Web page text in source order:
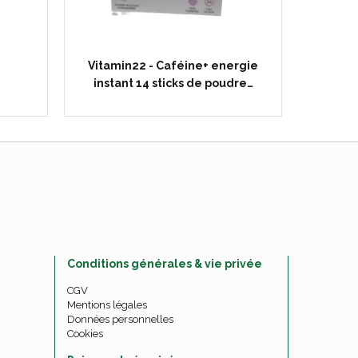
Vitamin22 - Caféine+ energie
instant 14 sticks de poudre…
Conditions générales & vie privée
CGV
Mentions légales
Données personnelles
Cookies